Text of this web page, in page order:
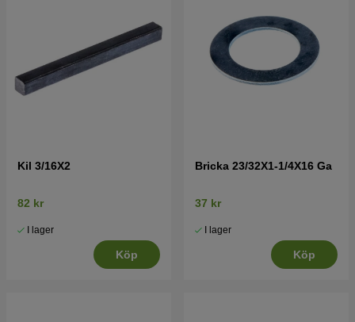
Kil 3/16X2
82 kr
I lager
Köp
Bricka 23/32X1-1/4X16 Ga
37 kr
I lager
Köp